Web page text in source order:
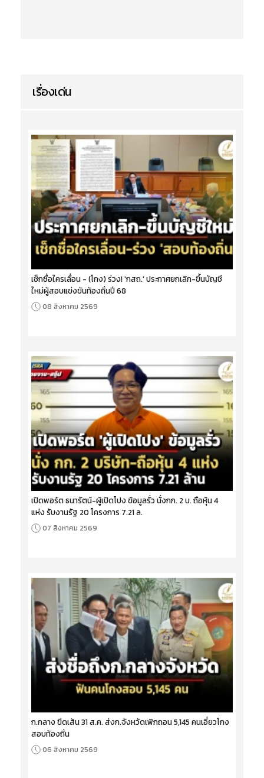
เรื่องเด่น
เช็กชื่อใครเลื่อน - (โกง) ร่วง! 'กสถ.' ประกาศยกเลิก-ขึ้นบัญชี
ใหม่ผู้สอบแข่งขันท้องถิ่นปี 68
08 สิงหาคม 2569
เปิดพอร์ต ธนารัตน์-ผู้เปิดโปง ข้อมูลรั่ว นั่งกก. 2 บ. ถือหุ้น 4
แห่ง รับงานรัฐ 20 โครงการ 7.21 ล.
07 สิงหาคม 2569
ก.กลาง ขีดเส้น 31 ส.ค. ส่งก.จังหวัดเพิกถอน 5,145 คนเอี่ยวโกง
สอบท้องถิ่น
06 สิงหาคม 2569